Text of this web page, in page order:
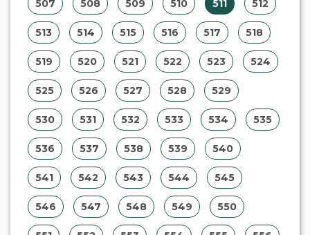
563 564
Institucional
A Regina Aude Leilões
Serviços
Parceiros
Contato
Ajuda
Central de Atendimento